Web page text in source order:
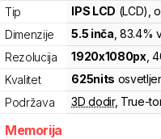
Tip IPS LCD (LCD) ,
Dimenzije
5.5 inča , 83.4%
Rezolucija
1920x1080px,
Kvalitet
625nits
Podržava
3D dodir, True-
Memorija